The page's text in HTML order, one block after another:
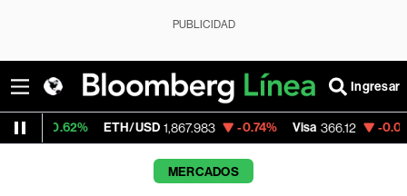
PUBLICIDAD
Ingresar
ETH/USD 1,867.983 -0.74% Visa 366.12 -0.00%
MERCADOS